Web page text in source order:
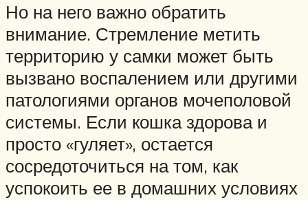
Но на него важно обратить
внимание. Стремление метить
территорию у самки может быть
вызвано воспалением или другими
патологиями органов мочеполовой
системы. Если кошка здорова и
просто «гуляет», остается
сосредоточиться на том, как
успокоить ее в домашних условиях